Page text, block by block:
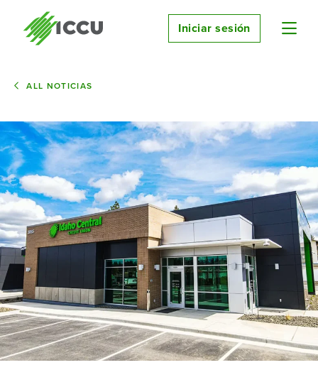
Iniciar sesión
ALL NOTICIAS